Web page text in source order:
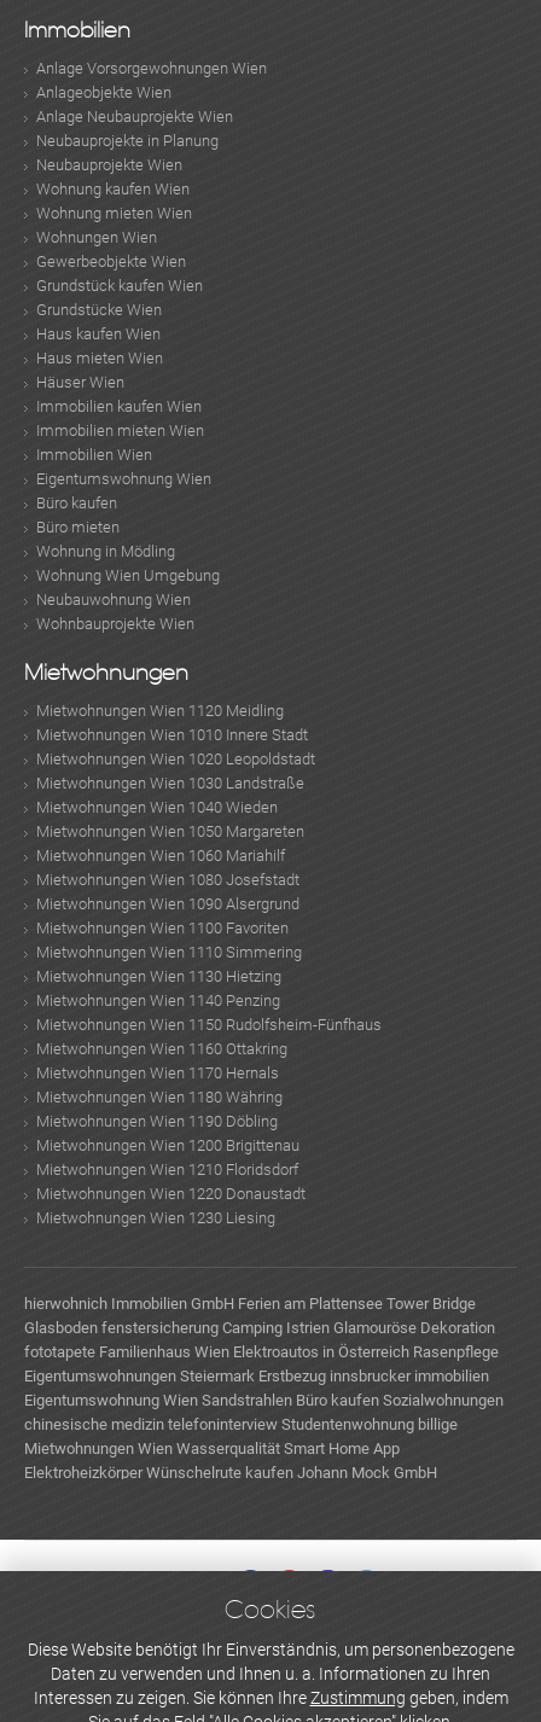
Immobilien
Anlage Vorsorgewohnungen Wien
Anlageobjekte Wien
Anlage Neubauprojekte Wien
Neubauprojekte in Planung
Neubauprojekte Wien
Wohnung kaufen Wien
Wohnung mieten Wien
Wohnungen Wien
Gewerbeobjekte Wien
Grundstück kaufen Wien
Grundstücke Wien
Haus kaufen Wien
Haus mieten Wien
Häuser Wien
Immobilien kaufen Wien
Immobilien mieten Wien
Immobilien Wien
Eigentumswohnung Wien
Büro kaufen
Büro mieten
Wohnung in Mödling
Wohnung Wien Umgebung
Neubauwohnung Wien
Wohnbauprojekte Wien
Mietwohnungen
Mietwohnungen Wien 1120 Meidling
Mietwohnungen Wien 1010 Innere Stadt
Mietwohnungen Wien 1020 Leopoldstadt
Mietwohnungen Wien 1030 Landstraße
Mietwohnungen Wien 1040 Wieden
Mietwohnungen Wien 1050 Margareten
Mietwohnungen Wien 1060 Mariahilf
Mietwohnungen Wien 1080 Josefstadt
Mietwohnungen Wien 1090 Alsergrund
Mietwohnungen Wien 1100 Favoriten
Mietwohnungen Wien 1110 Simmering
Mietwohnungen Wien 1130 Hietzing
Mietwohnungen Wien 1140 Penzing
Mietwohnungen Wien 1150 Rudolfsheim-Fünfhaus
Mietwohnungen Wien 1160 Ottakring
Mietwohnungen Wien 1170 Hernals
Mietwohnungen Wien 1180 Währing
Mietwohnungen Wien 1190 Döbling
Mietwohnungen Wien 1200 Brigittenau
Mietwohnungen Wien 1210 Floridsdorf
Mietwohnungen Wien 1220 Donaustadt
Mietwohnungen Wien 1230 Liesing
hierwohnich Immobilien GmbH Ferien am Plattensee Tower Bridge
Glasboden fenstersicherung Camping Istrien Glamouröse Dekoration
fototapete Familienhaus Wien Elektroautos in Österreich Rasenpflege
Eigentumswohnungen Steiermark Erstbezug innsbrucker immobilien
Eigentumswohnung Wien Sandstrahlen Büro kaufen Sozialwohnungen
chinesische medizin telefoninterview Studentenwohnung billige
Mietwohnungen Wien Wasserqualität Smart Home App
Elektroheizkörper Wünschelrute kaufen Johann Mock GmbH
WERBEN UND INSERIEREN
Newsletter abonnieren
Cookies
Diese Website benötigt Ihr Einverständnis, um personenbezogene
Daten zu verwenden und Ihnen u. a. Informationen zu Ihren
Interessen zu zeigen. Sie können IhreZustimmung geben, indem